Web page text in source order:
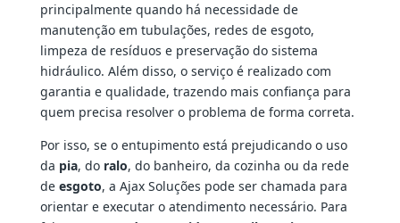
principalmente quando há necessidade de
manutenção em tubulações, redes de esgoto,
limpeza de resíduos e preservação do sistema
hidráulico. Além disso, o serviço é realizado com
garantia e qualidade, trazendo mais confiança para
quem precisa resolver o problema de forma correta.
Por isso, se o entupimento está prejudicando o uso
da pia, do ralo, do banheiro, da cozinha ou da rede
de esgoto, a Ajax Soluções pode ser chamada para
orientar e executar o atendimento necessário. Para